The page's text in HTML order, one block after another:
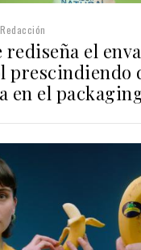
Redacción
rediseña el
prescindiendo
en el